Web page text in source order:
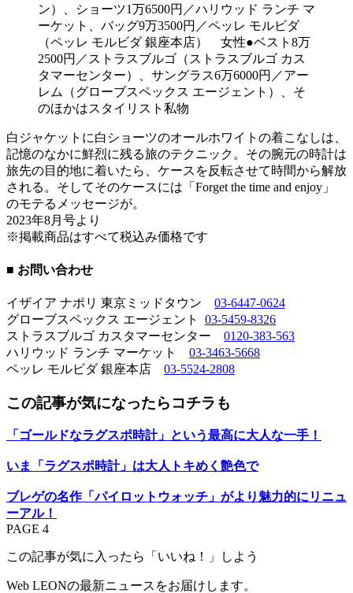
ン）、ショーツ1万6500円／ハリウッド ランチ マ
ーケット、バッグ9万3500円／ペッレ モルビダ
（ペッレ モルビダ 銀座本店） 女性●ベスト8万
2500円／ストラスブルゴ（ストラスブルゴ カス
タマーセンター）、サングラス6万6000円／アー
レム（グローブスペックス エージェント）、そ
のほかはスタイリスト私物
白ジャケットに白ショーツのオールホワイトの着こなしは、
記憶のなかに鮮烈に残る旅のテクニック。その腕元の時計は
旅先の目的地に着いたら、ケースを反転させて時間から解放
される。そしてそのケースには「Forget the time and enjoy」
のモテるメッセージが。
2023年8月号より
※掲載商品はすべて税込み価格です
■ お問い合わせ
イザイア ナポリ 東京ミッドタウン 03-6447-0624
グローブスペックス エージェント 03-5459-8326
ストラスブルゴ カスタマーセンター 0120-383-563
ハリウッド ランチ マーケット 03-3463-5668
ペッレ モルビダ 銀座本店 03-5524-2808
この記事が気になったらコチラも
「ゴールドなラグスポ時計」という最高に大人な一手！
いま「ラグスポ時計」は大人トキめく艶色で
ブレゲの名作「パイロットウォッチ」がより魅力的にリニュ
ーアル！
PAGE 4
この記事が気に入ったら「いいね！」しよう
Web LEONの最新ニュースをお届けします。